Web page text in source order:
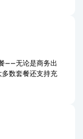
——无论是商务出
数套餐还支持充